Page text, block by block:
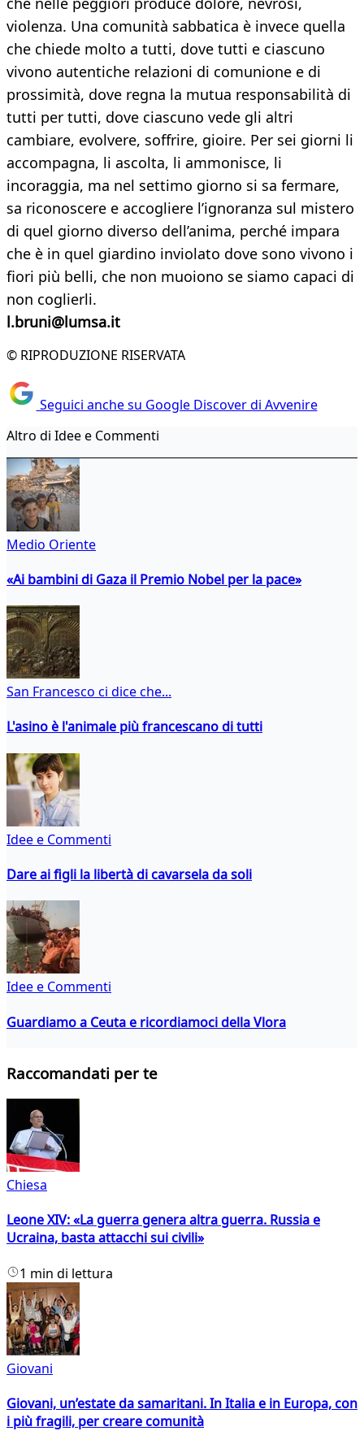
violenza. Una comunità sabbatica è invece quella
che chiede molto a tutti, dove tutti e ciascuno
vivono autentiche relazioni di comunione e di
prossimità, dove regna la mutua responsabilità di
tutti per tutti, dove ciascuno vede gli altri
cambiare, evolvere, soffrire, gioire. Per sei giorni li
accompagna, li ascolta, li ammonisce, li
incoraggia, ma nel settimo giorno si sa fermare,
sa riconoscere e accogliere l’ignoranza sul mistero
di quel giorno diverso dell’anima, perché impara
che è in quel giardino inviolato dove sono vivono i
fiori più belli, che non muoiono se siamo capaci di
non coglierli.
l.bruni@lumsa.it
© RIPRODUZIONE RISERVATA
Seguici anche su Google Discover di Avvenire
Altro di Idee e Commenti
Medio Oriente
«Ai bambini di Gaza il Premio Nobel per la pace»
San Francesco ci dice che...
L'asino è l'animale più francescano di tutti
Idee e Commenti
Dare ai figli la libertà di cavarsela da soli
Idee e Commenti
Guardiamo a Ceuta e ricordiamoci della Vlora
Raccomandati per te
Chiesa
Leone XIV: «La guerra genera altra guerra. Russia e
Ucraina, basta attacchi sui civili»
1 min di lettura
Giovani
Giovani, un’estate da samaritani. In Italia e in Europa, con
i più fragili, per creare comunità